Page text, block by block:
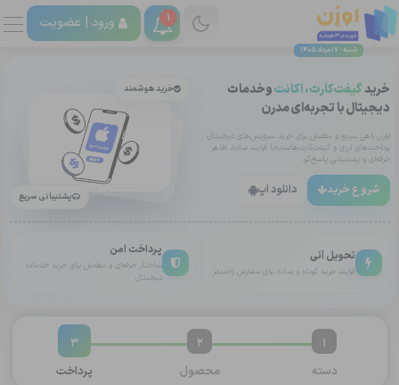
شنبه - 17 مرداد 1405
1 ورود | عضویت
خریدگیفت‌کارت، اکانتوخدمات
دیجیتال با تجربه‌ای مدرن
اوزن راهی سریع و مطمئن برای خرید سرویس‌های دیجیتال،
پرداخت‌های ارزی و گیفت‌کارت‌هاست؛با فرایند ساده، ظاهر
حرفه‌ای و پشتیبانی پاسخ‌گو.
شروع خرید دانلود اپ
خرید هوشمند
پشتیبانی سریع
تحویل آنی
فرایند خرید کوتاه و ساده برای سفارش راحت‌تر
پرداخت امن
ساختار حرفه‌ای و مطمئن برای خرید خدمات
دیجیتال
1
دسته
2
محصول
3
پرداخت